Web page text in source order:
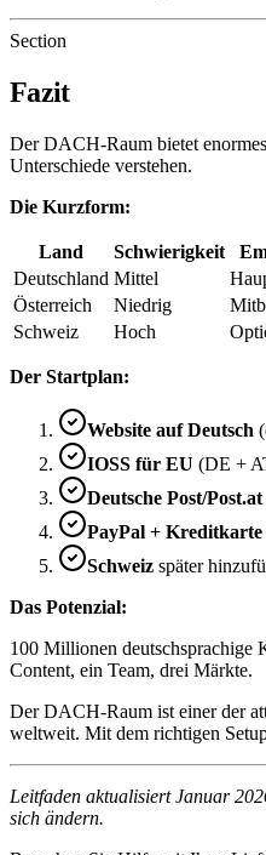
Section
Fazit
Der DACH-Raum bietet
Unterschiede verstehen.
Die Kurzform:
Land Schwierigkeit
Deutschland Mittel
Österreich
Niedrig
Schweiz
Hoch
Der Startplan:
Website auf Deutsch
IOSS für EU (DE +
Deutsche Post/Post.at
PayPal + Kreditkarte
Schweiz später
Das Potenzial:
100 Millionen deutschsprachige
Content, ein Team, drei Märkte.
Der DACH-Raum ist einer der
weltweit. Mit dem richtigen
Leitfaden aktualisiert Januar
sich ändern.